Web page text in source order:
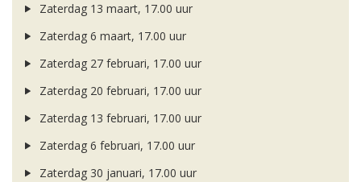
Zaterdag 13 maart, 17.00 uur
Zaterdag 6 maart, 17.00 uur
Zaterdag 27 februari, 17.00 uur
Zaterdag 20 februari, 17.00 uur
Zaterdag 13 februari, 17.00 uur
Zaterdag 6 februari, 17.00 uur
Zaterdag 30 januari, 17.00 uur